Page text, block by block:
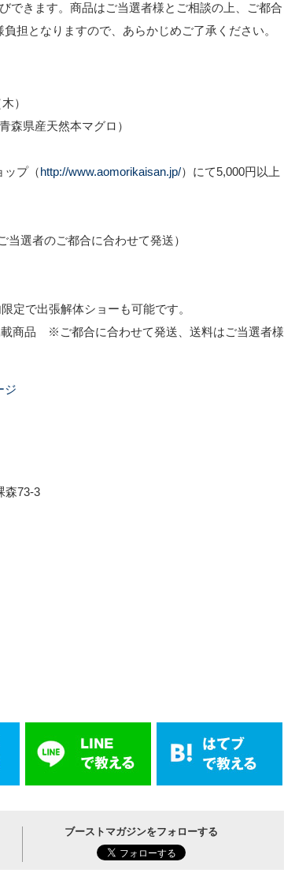
できます。商品はご当選者様とご相談の上、ご都合
担となりますので、あらかじめご了承ください。
）
県産天然本マグロ）
プ（ http://www.aomorikaisan.jp/）にて5,000円以上
選者のご都合に合わせて発送）
で出張解体ショーも可能です。
商品 ※ご都合に合わせて発送、送料はご当選者様
ジ
森73-3
ブーストマガジンをフォローする